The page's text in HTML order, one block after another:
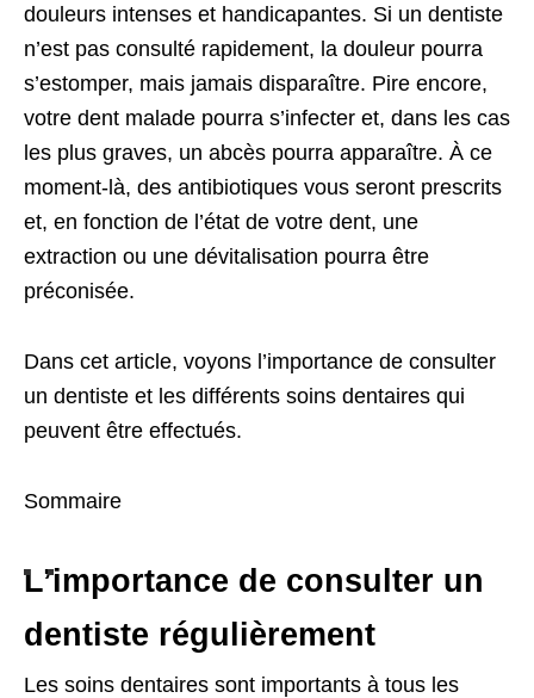
douleurs intenses et handicapantes. Si un dentiste
n’est pas consulté rapidement, la douleur pourra
s’estomper, mais jamais disparaître. Pire encore,
votre dent malade pourra s’infecter et, dans les cas
les plus graves, un abcès pourra apparaître. À ce
moment-là, des antibiotiques vous seront prescrits
et, en fonction de l’état de votre dent, une
extraction ou une dévitalisation pourra être
préconisée.
Dans cet article, voyons l’importance de consulter
un dentiste et les différents soins dentaires qui
peuvent être effectués.
Sommaire
L’importance de consulter un
dentiste régulièrement
Les soins dentaires sont importants à tous les